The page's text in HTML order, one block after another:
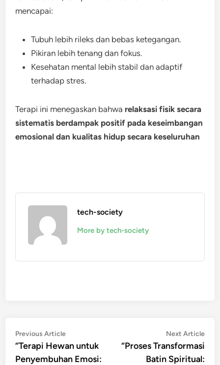
mencapai:
Tubuh lebih rileks dan bebas ketegangan.
Pikiran lebih tenang dan fokus.
Kesehatan mental lebih stabil dan adaptif
terhadap stres.
Terapi ini menegaskan bahwa relaksasi fisik secara
sistematis berdampak positif pada keseimbangan
emosional dan kualitas hidup secara keseluruhan
tech-society
More by tech-society
Post
navigation
Previous ArticlePrevious
article:
“Terapi Hewan untuk
Penyembuhan Emosi:
Next Article
“Proses Transformasi
Batin Spiritual: